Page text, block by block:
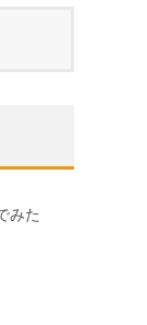
みた